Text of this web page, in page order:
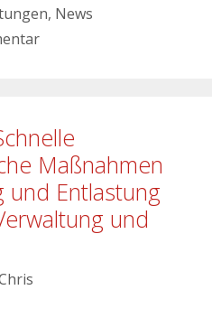
, News
Maßnahmen
und Entlastung
und